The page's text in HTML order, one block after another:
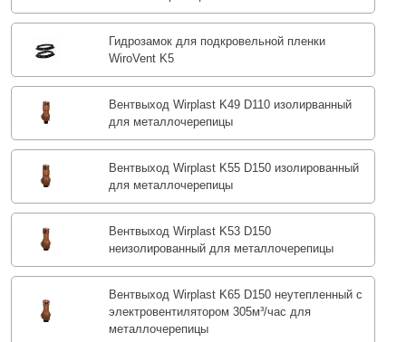
Гидрозамок для подкровельной пленки
WiroVent K5
Вентвыход Wirplast K49 D110 изолирванный
для металлочерепицы
Вентвыход Wirplast K55 D150 изолированный
для металлочерепицы
Вентвыход Wirplast K53 D150
неизолированный для металлочерепицы
Вентвыход Wirplast K65 D150 неутепленный с
электровентилятором 305м³/час для
металлочерепицы